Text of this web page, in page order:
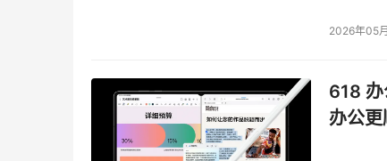
“过去五年时间里，众多厂商在基于网络的
以采用世界上业经验证的优秀存储产品，就完
在一起的虚拟化技术，将宝贵的数据置于危
控制器的虚拟化方法相媲美。简单说来，如
早就去做了。”
2026年05
618
办公更